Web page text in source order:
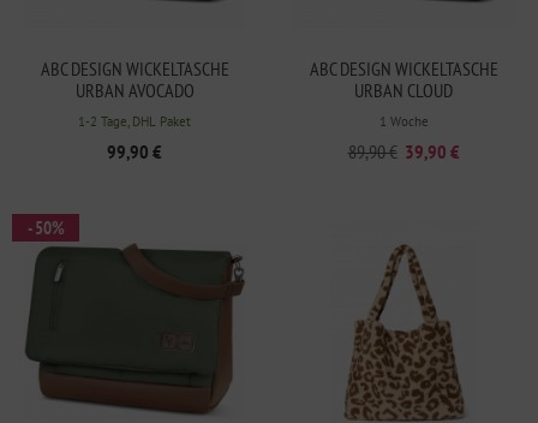
ABC DESIGN WICKELTASCHE
URBAN AVOCADO
1-2 Tage, DHL Paket
99,90 €
ABC DESIGN WICKELTASCHE
URBAN CLOUD
1 Woche
89,90 € 39,90 €
- 50%